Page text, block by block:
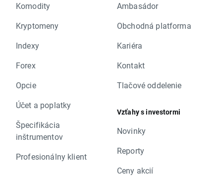
Komodity
Kryptomeny
Indexy
Forex
Opcie
Účet a poplatky
Špecifikácia
inštrumentov
Profesionálny klient
Ambasádor
Obchodná platforma
Kariéra
Kontakt
Tlačové oddelenie
Vzťahy s investormi
Novinky
Reporty
Ceny akcií